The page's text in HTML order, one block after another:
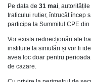
Pe data de 31 mai,
traficului rutier, întrucât încep
participa la Summitul CPE
Vor exista redirecționări ale
instituite la simulări și vor fi
avea loc doar pentru
de cazare.